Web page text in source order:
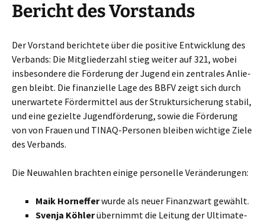
Bericht des Vorstands
Der Vor­stand berich­te­te über die posi­ti­ve Ent­wick­lung des
Ver­bands: Die Mit­glie­der­zahl stieg wei­ter auf 321, wobei
ins­be­son­de­re die För­de­rung der Jugend ein zen­tra­les Anlie­
gen bleibt. Die finan­zi­el­le Lage des BBFV zeigt sich durch
uner­war­te­te För­der­mit­tel aus der Struk­tur­si­che­rung sta­bil,
und eine geziel­te Jugend­för­de­rung, sowie die För­de­rung
von von Frau­en und TIN­AQ-Per­so­nen blei­ben wich­ti­ge Zie­le
des Verbands.
Die Neu­wah­len brach­ten eini­ge per­so­nel­le Veränderungen:
Maik Horn­ef­ferwur­de als neu­er Finanz­wart gewählt.
Sven­ja Köh­lerüber­nimmt die Lei­tung der Ultimate-